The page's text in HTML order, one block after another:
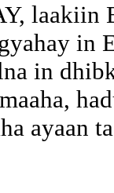
laakiin
in
in
ayaan